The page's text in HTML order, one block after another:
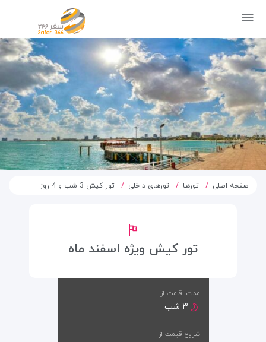
صفحه اصلی تورها تورهای داخلی تور کیش 3 شب و 4 روز
تور کیش ویژه اسفند ماه
مدت اقامت از
۳ شب
شروع قیمت از